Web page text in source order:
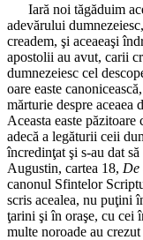
Iară noi tăgăduim
adevărului
creadem, şi aceaeaşi
apostolii au avut, carii
dumnezeiesc cel
oare easte
mărturie despre aceaea
Aceasta easte
adecă a legăturii ceii
încredinţat şi s-au dat
Augustin, cartea 18, De
canonul Sfintelor
scris acealea, nu puţini
ţarini şi în oraşe, cu cei
multe noroade au